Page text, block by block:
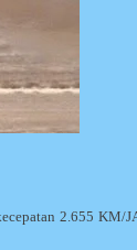
2.655 KM/